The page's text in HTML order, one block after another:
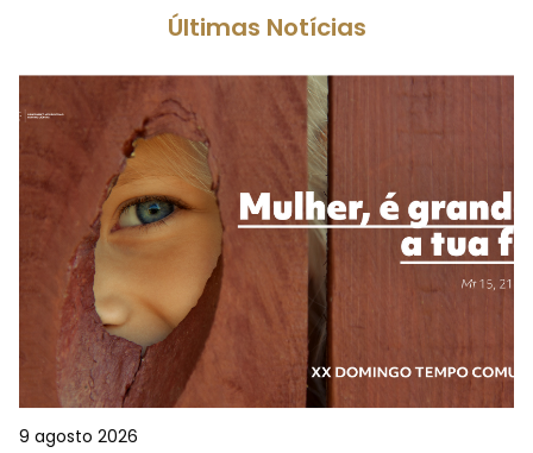
Últimas Notícias
9 agosto 2026